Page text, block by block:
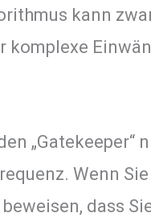
kann
komplexe
„Gatekeeper“
Wenn
dass